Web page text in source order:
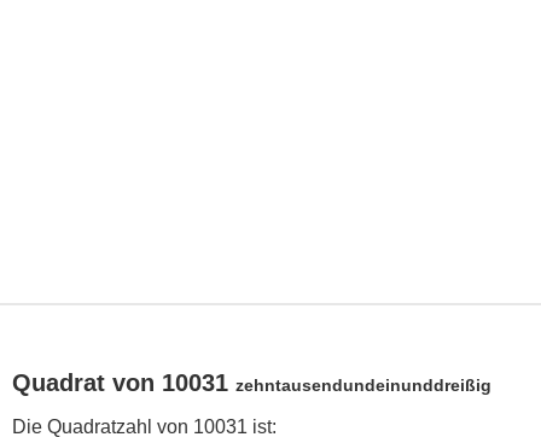
Quadrat von 10031 zehntausendundeinunddreißig
Die Quadratzahl von 10031 ist: